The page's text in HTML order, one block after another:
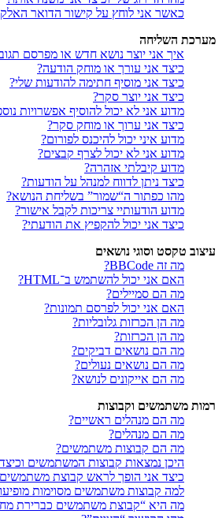
כאשר אני לוחץ על קישור הדואר
מערכת השליחה
איך אני יוצר נושא חדש או מפרסם
כיצד אני עורך או מוחק הודעה?
כיצד אני מוסיף חתימה להודעות שלי?
כיצד אני יוצר סקר?
מדוע אני לא יכול להוסיף אפשרויות
כיצד אני ערוך או מוחק סקר?
מדוע איני יכול להיכנס לפורום?
מדוע אני לא יכול לצרף קבצים?
מדוע קיבלתי אזהרה?
כיצד ניתן לדווח למנהל על הודעות?
מהו כפתור ה“שמור” בשליחת הנושא?
מדוע הודעותיי צריכות לקבל אישור?
כיצד אני יכול להקפיץ את הודעתי?
עיצוב טקסט וסוגי נושאים
מה זה BBCode?
האם אני יכול להשתמש ב־HTML?
מה הם סמיילים?
האם אני יכול לפרסם תמונות?
מה הן הכרזות גלובליות?
מה הן הכרזות?
מה הם נושאים דביקים?
מה הם נושאים נעולים?
מה הם אייקונים לנושא?
רמות משתמשים וקבוצות
מה הם מנהלים ראשיים?
מה הם מנהלים?
מה הם קבוצות משתמשים?
היכן נמצאות קבוצות המשתמשים
כיצד אני הופך לראש קבוצת
למה קבוצות משתמשים מסוימות
מה היא “קבוצת משתמשים כברירת